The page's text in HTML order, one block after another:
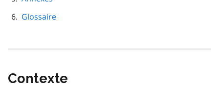
Glossaire
Contexte